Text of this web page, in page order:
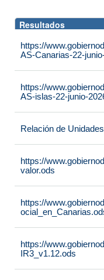
Resultados
https://
AS-Canarias-22-
https://
AS-islas-22-junio-
Relación de
https://
valor.ods
https://
https://
IR3_v1.12.ods